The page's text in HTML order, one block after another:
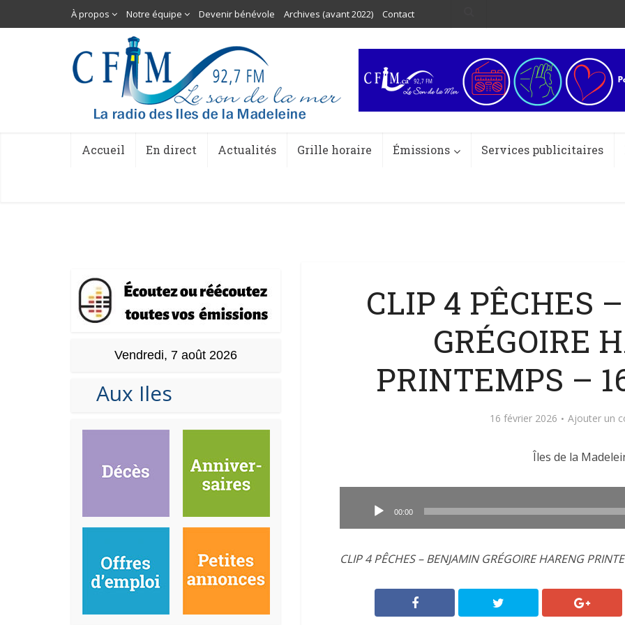
À propos Notre équipe Devenir bénévole Archives (avant 2022) Contact
Accueil En direct Actualités Grille horaire Émissions Services publicitaires
Vendredi, 7 août 2026
Aux Iles
CLIP 4 PÊCHES
GRÉGOIRE
PRINTEMPS –
16 février 2026 Ajouter un
Îles de la
00:00
CLIP 4 PÊCHES – BENJAMIN GRÉGOIRE HARENG